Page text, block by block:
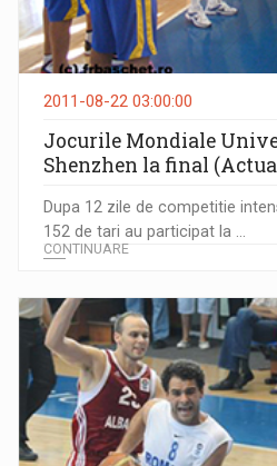
2011-08-22 03:00:00
Jocurile Mondiale
Shenzhen la final
Dupa 12 zile de competitie
152 de tari au participat la ...
CONTINUARE